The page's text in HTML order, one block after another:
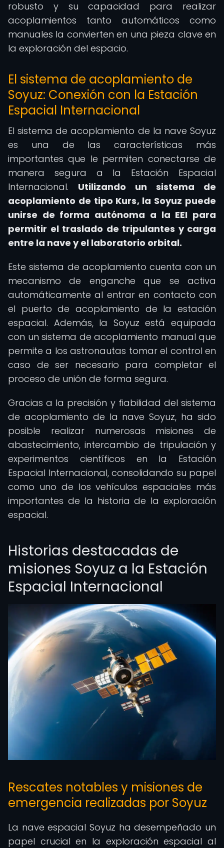
robusto y su capacidad para realizar
acoplamientos tanto automáticos como
manuales la convierten en una pieza clave en
la exploración del espacio.
El sistema de acoplamiento de
Soyuz: Conexión con la Estación
Espacial Internacional
El sistema de acoplamiento de la nave Soyuz
es una de las características más
importantes que le permiten conectarse de
manera segura a la Estación Espacial
Internacional. Utilizando un sistema de
acoplamiento de tipo Kurs, la Soyuz puede
unirse de forma autónoma a la EEI para
permitir el traslado de tripulantes y carga
entre la nave y el laboratorio orbital.
Este sistema de acoplamiento cuenta con un
mecanismo de enganche que se activa
automáticamente al entrar en contacto con
el puerto de acoplamiento de la estación
espacial. Además, la Soyuz está equipada
con un sistema de acoplamiento manual que
permite a los astronautas tomar el control en
caso de ser necesario para completar el
proceso de unión de forma segura.
Gracias a la precisión y fiabilidad del sistema
de acoplamiento de la nave Soyuz, ha sido
posible realizar numerosas misiones de
abastecimiento, intercambio de tripulación y
experimentos científicos en la Estación
Espacial Internacional, consolidando su papel
como uno de los vehículos espaciales más
importantes de la historia de la exploración
espacial.
Historias destacadas de
misiones Soyuz a la Estación
Espacial Internacional
Rescates notables y misiones de
emergencia realizadas por Soyuz
La nave espacial Soyuz ha desempeñado un
papel crucial en la exploración espacial al